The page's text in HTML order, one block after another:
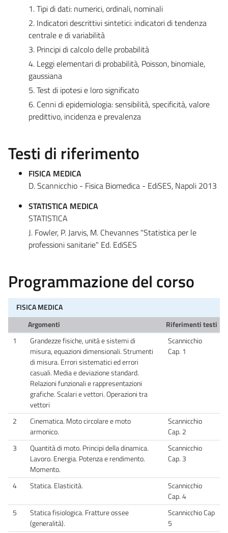
1. Tipi di dati: numerici, ordinali, nominali
2. Indicatori descrittivi sintetici: indicatori di tendenza
centrale e di variabilità
3. Principi di calcolo delle probabilità
4. Leggi elementari di probabilità, Poisson, binomiale,
gaussiana
5. Test di ipotesi e loro significato
6. Cenni di epidemiologia: sensibilità, specificità, valore
predittivo, incidenza e prevalenza
Testi di riferimento
FISICA MEDICA
D. Scannicchio - Fisica Biomedica - EdiSES, Napoli 2013
STATISTICA MEDICA
STATISTICA
J. Fowler, P. Jarvis, M. Chevannes "Statistica per le
professioni sanitarie" Ed. EdiSES
Programmazione del corso
FISICA MEDICA
Argomenti
Riferimenti testi
1
Grandezze fisiche, unità e sistemi di
misura, equazioni dimensionali. Strumenti
di misura. Errori sistematici ed errori
casuali. Media e deviazione standard.
Relazioni funzionali e rappresentazioni
grafiche. Scalari e vettori. Operazioni tra
vettori
Scannicchio
Cap. 1
2
Cinematica. Moto circolare e moto
armonico.
Scannicchio
Cap. 2
3
Quantità di moto. Principi della dinamica.
Lavoro. Energia. Potenza e rendimento.
Momento.
Scannicchio
Cap. 3
4 Statica. Elasticità.
Scannicchio
Cap. 4
5
Statica fisiologica. Fratture ossee
(generalità).
Scannicchio Cap
5